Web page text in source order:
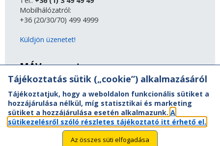
Mobilhálózatról:
+36 (20/30/70) 499 4999
Küldjön üzenetet!
MÁV-csoport
A MÁV-csoport tagjai
Jogi útmutatás
Adatvédelem
Kapcsolat
Vasút a nagyvilágban
Tájékoztatás sütik („cookie”) alkalmazásáról
Tájékoztatjuk, hogy a weboldalon funkcionális sütiket a
hozzájárulása nélkül, míg statisztikai és marketing
sütiket a hozzájárulása esetén alkalmazunk. A
sütikezelésről szóló részletes tájékoztató itt érhető el.
Az összes süti elfogadása